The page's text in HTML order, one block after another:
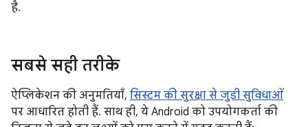
है.
सबसे सही तरीके
ऐप्लिकेशन की अनुमतियाँ, सिस्टम की सुरक्षा से जुड़ी सुविधाओं
पर आधारित होती हैं. साथ ही, ये Android को उपयोगकर्ता की